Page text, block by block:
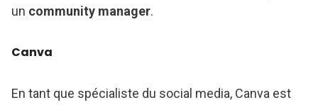
un community manager.
Canva
En tant que spécialiste du social media, Canva est